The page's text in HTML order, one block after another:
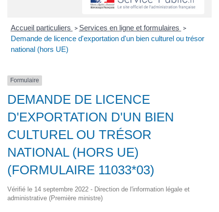
Accueil particuliers > Services en ligne et formulaires >
Demande de licence d'exportation d'un bien culturel ou trésor
national (hors UE)
Formulaire
DEMANDE DE LICENCE
D'EXPORTATION D'UN BIEN
CULTUREL OU TRÉSOR
NATIONAL (HORS UE)
(FORMULAIRE 11033*03)
Vérifié le 14 septembre 2022 - Direction de l'information légale et
administrative (Première ministre)